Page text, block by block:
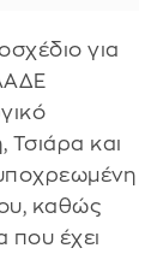
για
και
καθώς
που έχει